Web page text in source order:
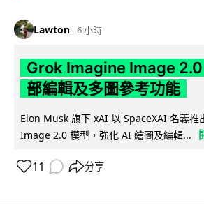
Lawton 6 小時
Grok Imagine Image 2.0
部編輯及多圖參考功能
Elon Musk 旗下 xAI 以 SpaceXAI 名義
Image 2.0 模型，強化 AI 繪圖及編輯...
11 分享